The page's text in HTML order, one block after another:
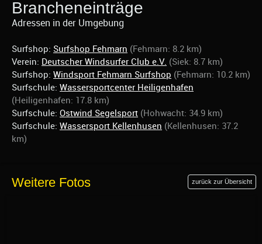
Brancheneinträge
Adressen in der Umgebung
Surfshop: Surfshop Fehmarn (Fehmarn: 8.2 km)
Verein: Deutscher Windsurfer Club e.V. (Siek: 8.7 km)
Surfshop: Windsport Fehmarn Surfshop (Fehmarn: 10.2 km)
Surfschule: Wassersportcenter Heiligenhafen
(Heiligenhafen: 17.8 km)
Surfschule: Ostwind Segelsport (Hohwacht: 34.9 km)
Surfschule: Wassersport Kellenhusen (Kellenhusen: 37.2
km)
Weitere Fotos zurück zur Übersicht